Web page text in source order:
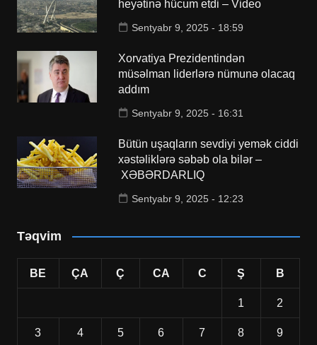
heyətinə hücum etdi – Video
Sentyabr 9, 2025 - 18:59
Xorvatiya Prezidentindən
müsəlman liderlərə nümunə olacaq
addım
Sentyabr 9, 2025 - 16:31
Bütün uşaqların sevdiyi yemək ciddi
xəstəliklərə səbəb ola bilər –
XƏBƏRDARLIQ
Sentyabr 9, 2025 - 12:23
Təqvim
BE ÇA Ç CA C Ş B
1 2
3 4 5 6 7 8 9